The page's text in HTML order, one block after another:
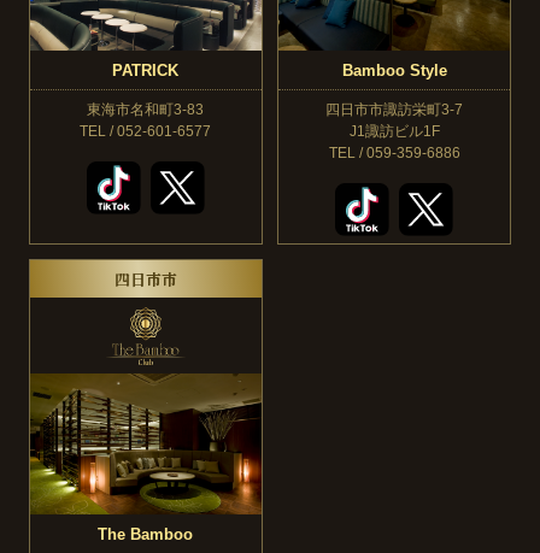
PATRICK
東海市名和町3-83
TEL / 052-601-6577
Bamboo Style
四日市市諏訪栄町3-7
J1諏訪ビル1F
TEL / 059-359-6886
四日市市
The Bamboo